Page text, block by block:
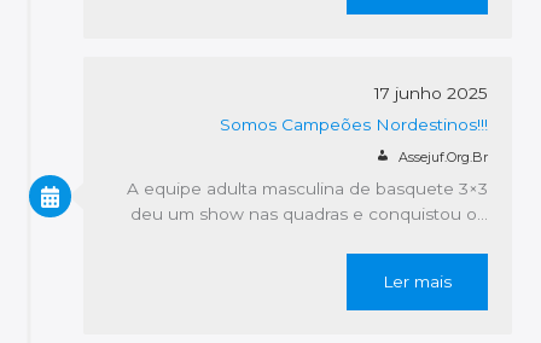
17 junho 2025
Somos Campeões Nordestinos!!!
Assejuf.org.br
A equipe adulta masculina de basquete 3×3
deu um show nas quadras e conquistou o…
Ler mais